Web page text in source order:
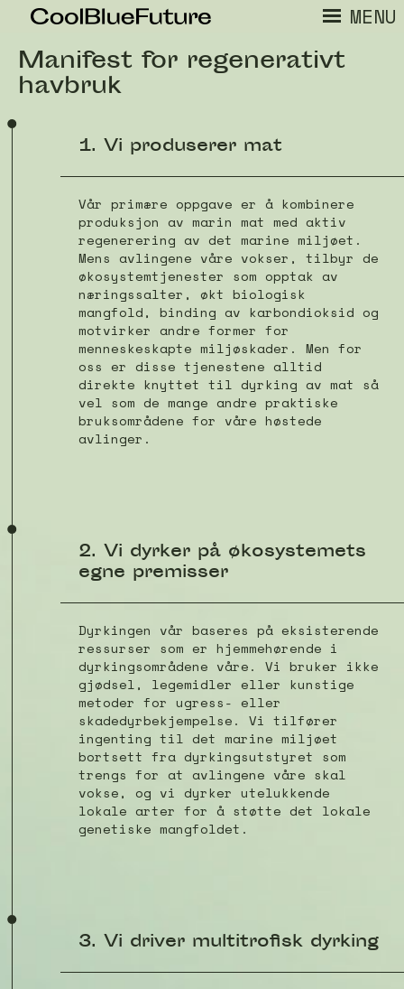
MENU
Manifest for regenerativt
havbruk
1. Vi produserer mat
Vår primære oppgave er å kombinere
produksjon av marin mat med aktiv
regenerering av det marine miljøet.
Mens avlingene våre vokser, tilbyr de
økosystemtjenester som opptak av
næringssalter, økt biologisk
mangfold, binding av karbondioksid og
motvirker andre former for
menneskeskapte miljøskader. Men for
oss er disse tjenestene alltid
direkte knyttet til dyrking av mat så
vel som de mange andre praktiske
bruksområdene for våre høstede
avlinger.
2. Vi dyrker på økosystemets
egne premisser
Dyrkingen vår baseres på eksisterende
ressurser som er hjemmehørende i
dyrkingsområdene våre. Vi bruker ikke
gjødsel, legemidler eller kunstige
metoder for ugress- eller
skadedyrbekjempelse. Vi tilfører
ingenting til det marine miljøet
bortsett fra dyrkingsutstyret som
trengs for at avlingene våre skal
vokse, og vi dyrker utelukkende
lokale arter for å støtte det lokale
genetiske mangfoldet.
3. Vi driver multitrofisk dyrking